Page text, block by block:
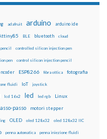
adafruit arduino arduino ide
BLE bluetooth cloud
controlled silicon injection pen
pen control silicon injection pencil
ESP8266 fibra ottica fotografia
fluidi IoT joystick
lcd 16x2 led led rgb Linux
passo motori stepper
OLED oled 128x32 oled 128x32 IIC
penna automatica penna iniezione fluidi